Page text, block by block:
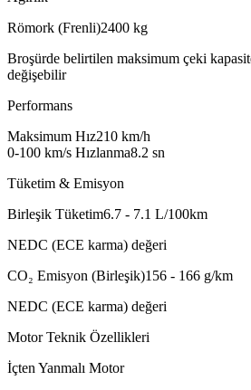
Römork (Frenli)2400 kg
Broşürde belirtilen maksimum çeki
değişebilir
Performans
Maksimum Hız210 km/h
0-100 km/s Hızlanma8.2 sn
Tüketim & Emisyon
Birleşik Tüketim6.7 - 7.1 L/100km
NEDC (ECE karma) değeri
CO₂ Emisyon (Birleşik)156 - 166 g/km
NEDC (ECE karma) değeri
Motor Teknik Özellikleri
İçten Yanmalı Motor